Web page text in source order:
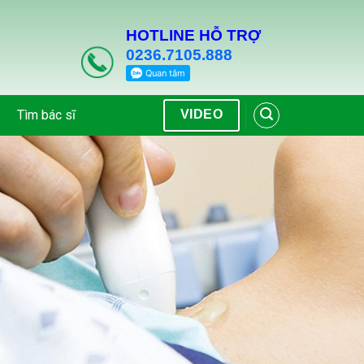
HOTLINE HỖ TRỢ
0236.7105.888
Tìm bác sĩ VIDEO